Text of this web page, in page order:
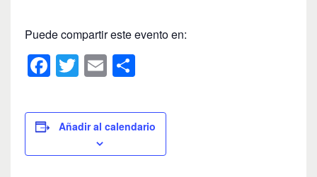
Puede compartir este evento en:
F
c
e
b
T
tt
er
E
ailm
p
ar
Añadir al calendario